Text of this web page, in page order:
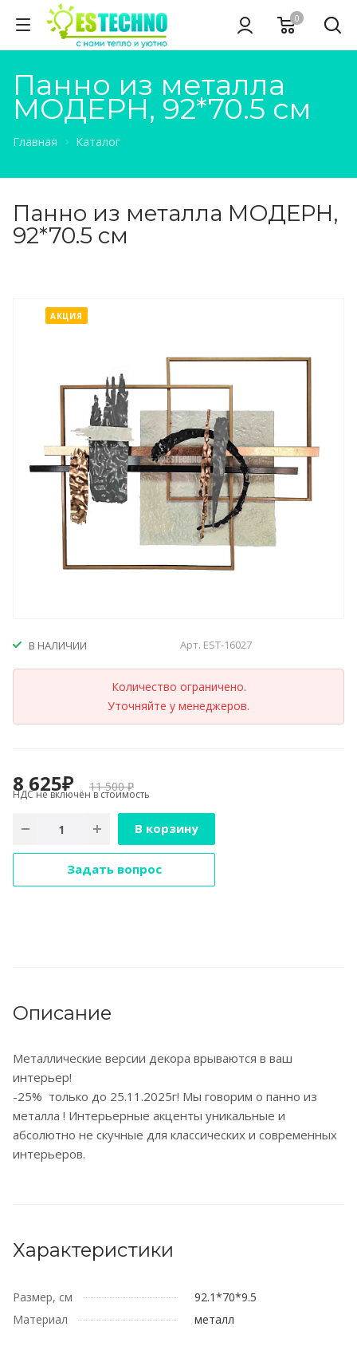
0
Панно из металла
МОДЕРН, 92*70.5 см
Главная Каталог
Панно из металла МОДЕРН,
92*70.5 см
АКЦИЯ
В НАЛИЧИИ Арт. EST-16027
Количество ограничено.
Уточняйте у менеджеров.
8 625₽ 11 500 ₽
В корзину
Задать вопрос
НДС не включён в стоимость
Описание
Металлические версии декора врываются в ваш
интерьер!
-25% только до 25.11.2025г! Мы говорим о панно из
металла ! Интерьерные акценты уникальные и
абсолютно не скучные для классических и современных
интерьеров.
Характеристики
Размер, см
92.1*70*9.5
Материал
металл